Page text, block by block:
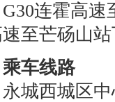
连霍高速至
至芒砀山
乘车线路
西城区中